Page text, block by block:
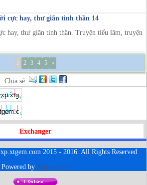
cực hay, thư giãn tinh thần 14
hay, thư giãn tinh thần. Truyện tiếu lâm, truyện
1 2 3 4 5 »
Chia sẻ:
Exchanger
2015 - 2016. All Rights Reserved
Powered by Xtgem.com